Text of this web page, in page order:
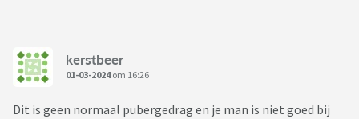
kerstbeer
01-03-2024om 16:26
Dit is geen normaal pubergedrag en je man is niet goed bij